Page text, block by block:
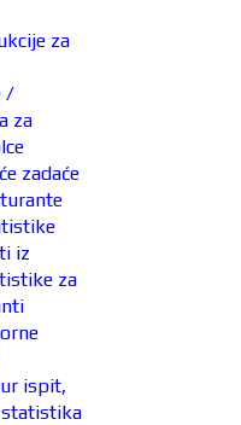
za
/
za
zadaće
iz
za
ispit,